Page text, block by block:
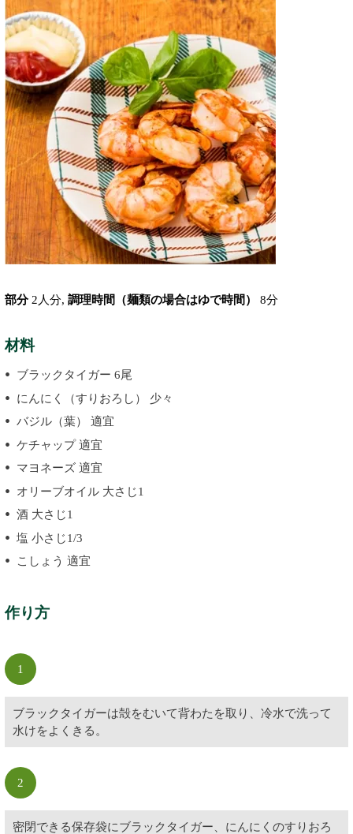
部分 2人分, 調理時間（麺類の場合はゆで時間） 8分
材料
ブラックタイガー 6尾
にんにく（すりおろし） 少々
バジル（葉） 適宜
ケチャップ 適宜
マヨネーズ 適宜
オリーブオイル 大さじ1
酒 大さじ1
塩 小さじ1/3
こしょう 適宜
作り方
1
ブラックタイガーは殻をむいて背わたを取り、冷水で洗って
水けをよくきる。
2
密閉できる保存袋にブラックタイガー、にんにくのすりおろ